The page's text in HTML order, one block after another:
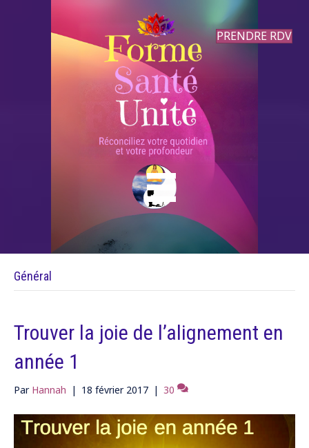
PRENDRE RDV
Général
Trouver la joie de l’alignement en
année 1
Par Hannah | 18 février 2017 | 30